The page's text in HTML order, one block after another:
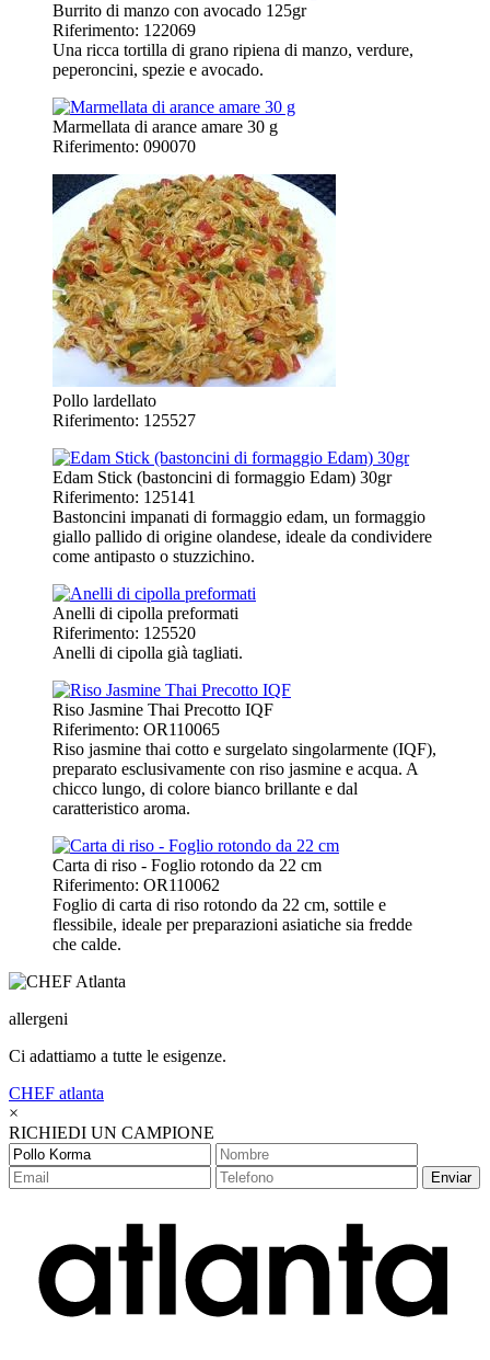
Burrito di manzo con avocado 125gr
Riferimento: 122069
Una ricca tortilla di grano ripiena di manzo, verdure,
peperoncini, spezie e avocado.
Marmellata di arance amare 30 g
Riferimento: 090070
Pollo lardellato
Riferimento: 125527
Edam Stick (bastoncini di formaggio Edam) 30gr
Riferimento: 125141
Bastoncini impanati di formaggio edam, un formaggio
giallo pallido di origine olandese, ideale da condividere
come antipasto o stuzzichino.
Anelli di cipolla preformati
Riferimento: 125520
Anelli di cipolla già tagliati.
Riso Jasmine Thai Precotto IQF
Riferimento: OR110065
Riso jasmine thai cotto e surgelato singolarmente (IQF),
preparato esclusivamente con riso jasmine e acqua. A
chicco lungo, di colore bianco brillante e dal
caratteristico aroma.
Carta di riso - Foglio rotondo da 22 cm
Riferimento: OR110062
Foglio di carta di riso rotondo da 22 cm, sottile e
flessibile, ideale per preparazioni asiatiche sia fredde
che calde.
allergeni
Ci adattiamo a tutte le esigenze.
CHEF atlanta
×
RICHIEDI UN CAMPIONE
Enviar